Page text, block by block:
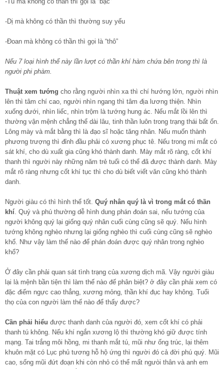
-Dị mà không có thần thì thường suy yếu
-Đoan mà không có thần thì gọi là “thô”
Nếu 7 loại hình thể này lần lượt có thần khí hàm chứa bên trong thì là
người phi phàm.
Thuật xem tướng cho rằng người nhìn xa thì chí hướng lớn, người nhìn
lên thì tâm chí cao, người nhìn ngang thì tâm địa lương thiện. Nhìn
xuống dưới, nhìn liếc, nhìn trộm là tướng hung ác. Nếu mắt lồi lên thì
thường vận mệnh chẳng thể dài lâu, tinh thần luôn trong trạng thái bất ổn.
Lông mày và mắt bằng thì là đạo sĩ hoặc tăng nhân. Nếu muốn thành
phương trượng thì đỉnh đầu phải có xương phục tê. Nếu trong mi mắt có
sát khí, cho dù xuất gia cũng khó thành danh. Mày mắt rõ ràng, cốt khí
thanh thì người này những năm trẻ tuổi có thể đã được thành danh. Mày
mắt rõ ràng nhưng cốt khí tục thì cho dù biết viết văn cũng khó thành
danh.
Người giàu có thì hình thể tốt. Quý nhân quý là vì trong mắt có thần
khí . Quý và phú thường dễ hình dung phán đoán sai, nếu tướng của
người không quý lại giống quý nhân cuối cùng cũng sẽ quý. Nếu hình
tướng không nghèo nhưng lại giống nghèo thì cuối cùng cũng sẽ nghèo
khổ. Như vậy làm thế nào để phán đoán được quý nhân trong nghèo
khổ?
Ở đây cần phải quan sát tình trạng của xương dịch mã. Vậy người giàu
lại là mệnh bần tiện thì làm thế nào đế phân biệt? ở đây cần phải xem có
đặc điểm ngực cao thẳng, xương mỏng, thần khí đục hay không. Tuổi
thọ của con người làm thế nào để thấy được?
Cần phải hiểu được thanh danh của người đó, xem cốt khí có phải
thanh tú không. Nếu khí ngắn xương lộ thì thường khó giữ được tính
mạng. Tai trắng môi hồng, mi thanh mắt tú, mũi như ống trúc, lại thêm
khuôn mặt có Lục phủ tương hỗ hộ ứng thì người đó cả đời phú quý. Mũi
cao, sống mũi đứt đoạn khi còn nhỏ có thể mất ngưòi thân và anh em